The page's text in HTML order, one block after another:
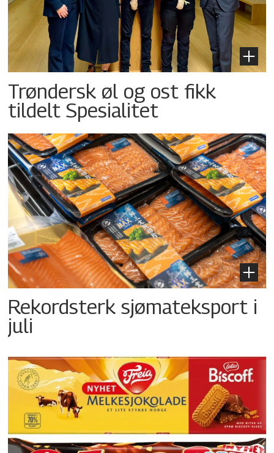
Trøndersk øl og ost fikk
tildelt Spesialitet
Rekordsterk sjømateksport i
juli